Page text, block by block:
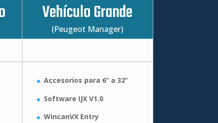
Vehículo Grande
(Peugeot Manager)
Accesorios para 6’’ a 32’’
Software IJX V1.0
WincanVX Entry